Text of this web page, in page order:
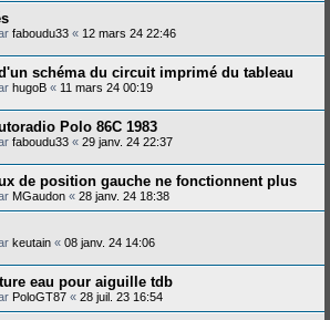
faboudu33 « 12 mars 24 22:46
schéma du circuit imprimé du tableau
hugoB « 11 mars 24 00:19
Polo 86C 1983
faboudu33 « 29 janv. 24 22:37
de position gauche ne fonctionnent plus
MGaudon « 28 janv. 24 18:38
keutain « 08 janv. 24 14:06
eau pour aiguille tdb
PoloGT87 « 28 juil. 23 16:54